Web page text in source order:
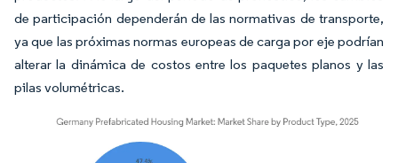
de participación dependerán de las normativas de transporte,
ya que las próximas normas europeas de carga por eje podrían
alterar la dinámica de costos entre los paquetes planos y las
pilas volumétricas.